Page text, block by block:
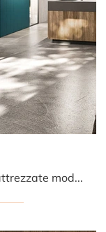
Se cerchi mobili soggiorno e pareti attrezzate moderne, prediligi il modello Feeling Home 01 di Arrital: clicca e scopri di più!